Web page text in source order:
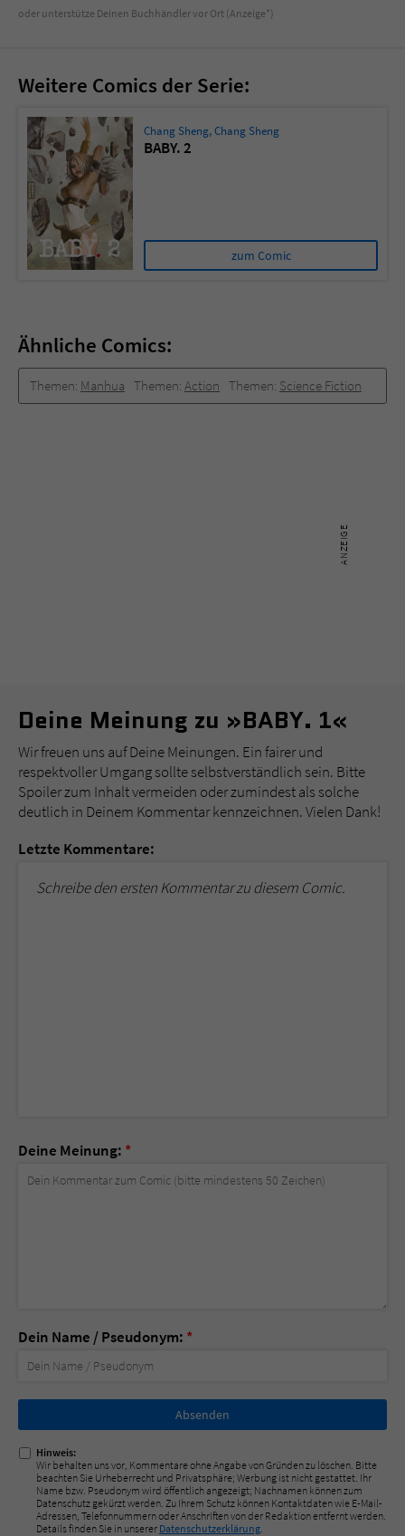
oder unterstütze Deinen Buchhändler vor Ort (Anzeige*)
Weitere Comics der Serie:
Chang Sheng,Chang Sheng
BABY. 2
zum Comic
Ähnliche Comics:
Themen: Manhua Themen: Action Themen: Science Fiction
Deine Meinung zu »BABY. 1«
Wir freuen uns auf Deine Meinungen. Ein fairer und
respektvoller Umgang sollte selbstverständlich sein. Bitte
Spoiler zum Inhalt vermeiden oder zumindest als solche
deutlich in Deinem Kommentar kennzeichnen. Vielen Dank!
Letzte Kommentare:
Schreibe den ersten Kommentar zu diesem Comic.
Deine Meinung: *
Dein Name / Pseudonym: *
Nicht
ausfüllen!
Hinweis:
Wir behalten uns vor, Kommentare ohne Angabe von Gründen zu löschen. Bitte
beachten Sie Urheberrecht und Privatsphäre; Werbung ist nicht gestattet. Ihr
Name bzw. Pseudonym wird öffentlich angezeigt; Nachnamen können zum
Datenschutz gekürzt werden. Zu Ihrem Schutz können Kontaktdaten wie E-Mail-
Adressen, Telefonnummern oder Anschriften von der Redaktion entfernt werden.
Details finden Sie in unserer Datenschutzerklärung